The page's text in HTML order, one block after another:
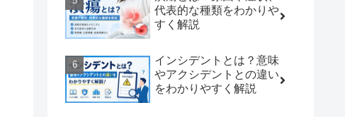
代表的な種類をわかりや
すく解説
インシデントとは？意味
やアクシデントとの違い
をわかりやすく解説